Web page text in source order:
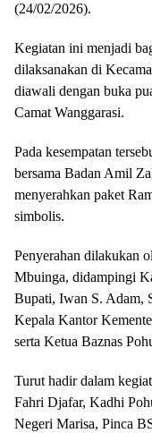
(24/02/2026).
Kegiatan ini menjadi
dilaksanakan di
diawali dengan buka
Camat Wanggarasi.
Pada kesempatan
bersama Badan Amil
menyerahkan paket
simbolis.
Penyerahan dilakukan
Mbuinga, didampingi
Bupati, Iwan S. Adam,
Kepala Kantor
serta Ketua Baznas
Turut hadir dalam
Fahri Djafar, Kadhi
Negeri Marisa, Pinca